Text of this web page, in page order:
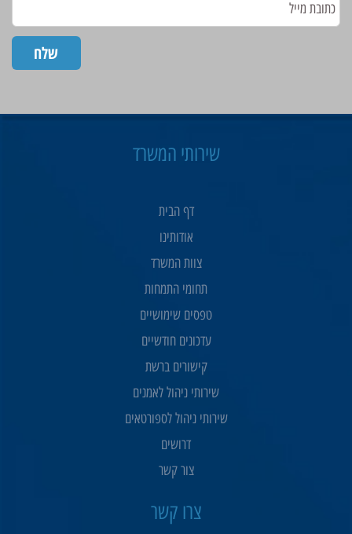
שירותי המשרד
דף הבית
אודותינו
צוות המשרד
תחומי התמחות
טפסים שימושיים
עדכונים חודשיים
קישורים ברשת
שירותי ניהול לאמנים
שירותי ניהול לספורטאים
דרושים
צור קשר
צרו קשר